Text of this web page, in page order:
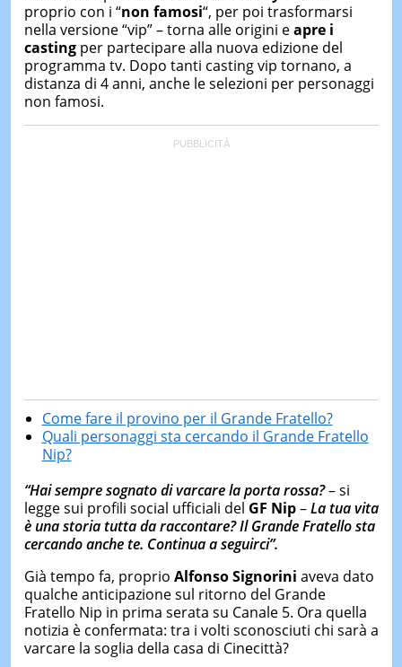
proprio con i “non famosi“, per poi trasformarsi
nella versione “vip” – torna alle origini eapre i
castingper partecipare alla nuova edizione del
programma tv. Dopo tanti casting vip tornano, a
distanza di 4 anni, anche le selezioni per personaggi
non famosi.
Come fare il provino per il Grande Fratello?
Quali personaggi sta cercando il Grande Fratello
Nip?
“Hai sempre sognato di varcare la porta rossa?– si
legge sui profili social ufficiali del GF Nip–La tua vita
è una storia tutta da raccontare? Il Grande Fratello sta
cercando anche te. Continua a seguirci”.
Già tempo fa, proprio Alfonso Signorini aveva dato
qualche anticipazione sul ritorno del Grande
Fratello Nip in prima serata su Canale 5. Ora quella
notizia è confermata: tra i volti sconosciuti chi sarà a
varcare la soglia della casa di Cinecittà?